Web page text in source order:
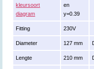
kleursoort
diagram
en
y=0.39
Fitting 230V
Diameter 127 mm
Lengte 210 mm